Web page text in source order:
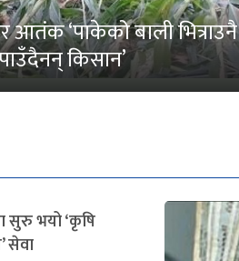
आतंक ‘पाकेको बाली भित्राउनै
किसान’
सुरु भयो ‘कृषि
सेवा